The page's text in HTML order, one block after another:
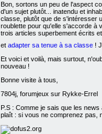
Bon, sortons un peu de l'aspect
d'un sujet plutôt... inatendu et
classe, plutôt que de s'intéresser
roublette pour qu'elle s'accorde à
trois articles superbement écrits
et adapter sa tenue à sa classe !
Et voici et voilà, mais surtout,
nouveau !
Bonne visite à tous,
7804j, forumjeux sur Rykke-Errel
P.S : Comme je sais que les
plaît : si vous ne comprenez pas,